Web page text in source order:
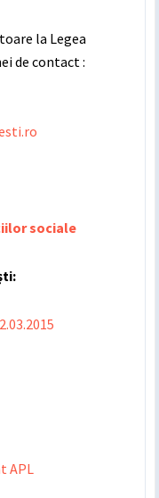
la Legea
de contact :
sociale
APL